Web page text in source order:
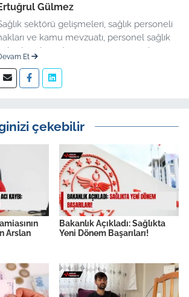
Gülmez
sektörü gelişmeleri, sağlık personeli
ve kamu mevzuatı, personel sağlık
düzenleme üzerine uzmanlaşmış
Et
çekebilir
Arslan
Bakanlık Açıkladı: Sağlıkta
Yeni Dönem Başarıları!